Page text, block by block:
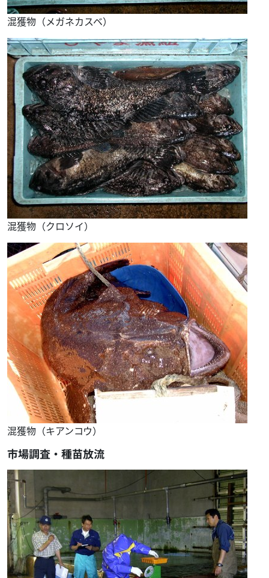
混獲物（メガネカスベ）
混獲物（クロソイ）
混獲物（キアンコウ）
市場調査・種苗放流